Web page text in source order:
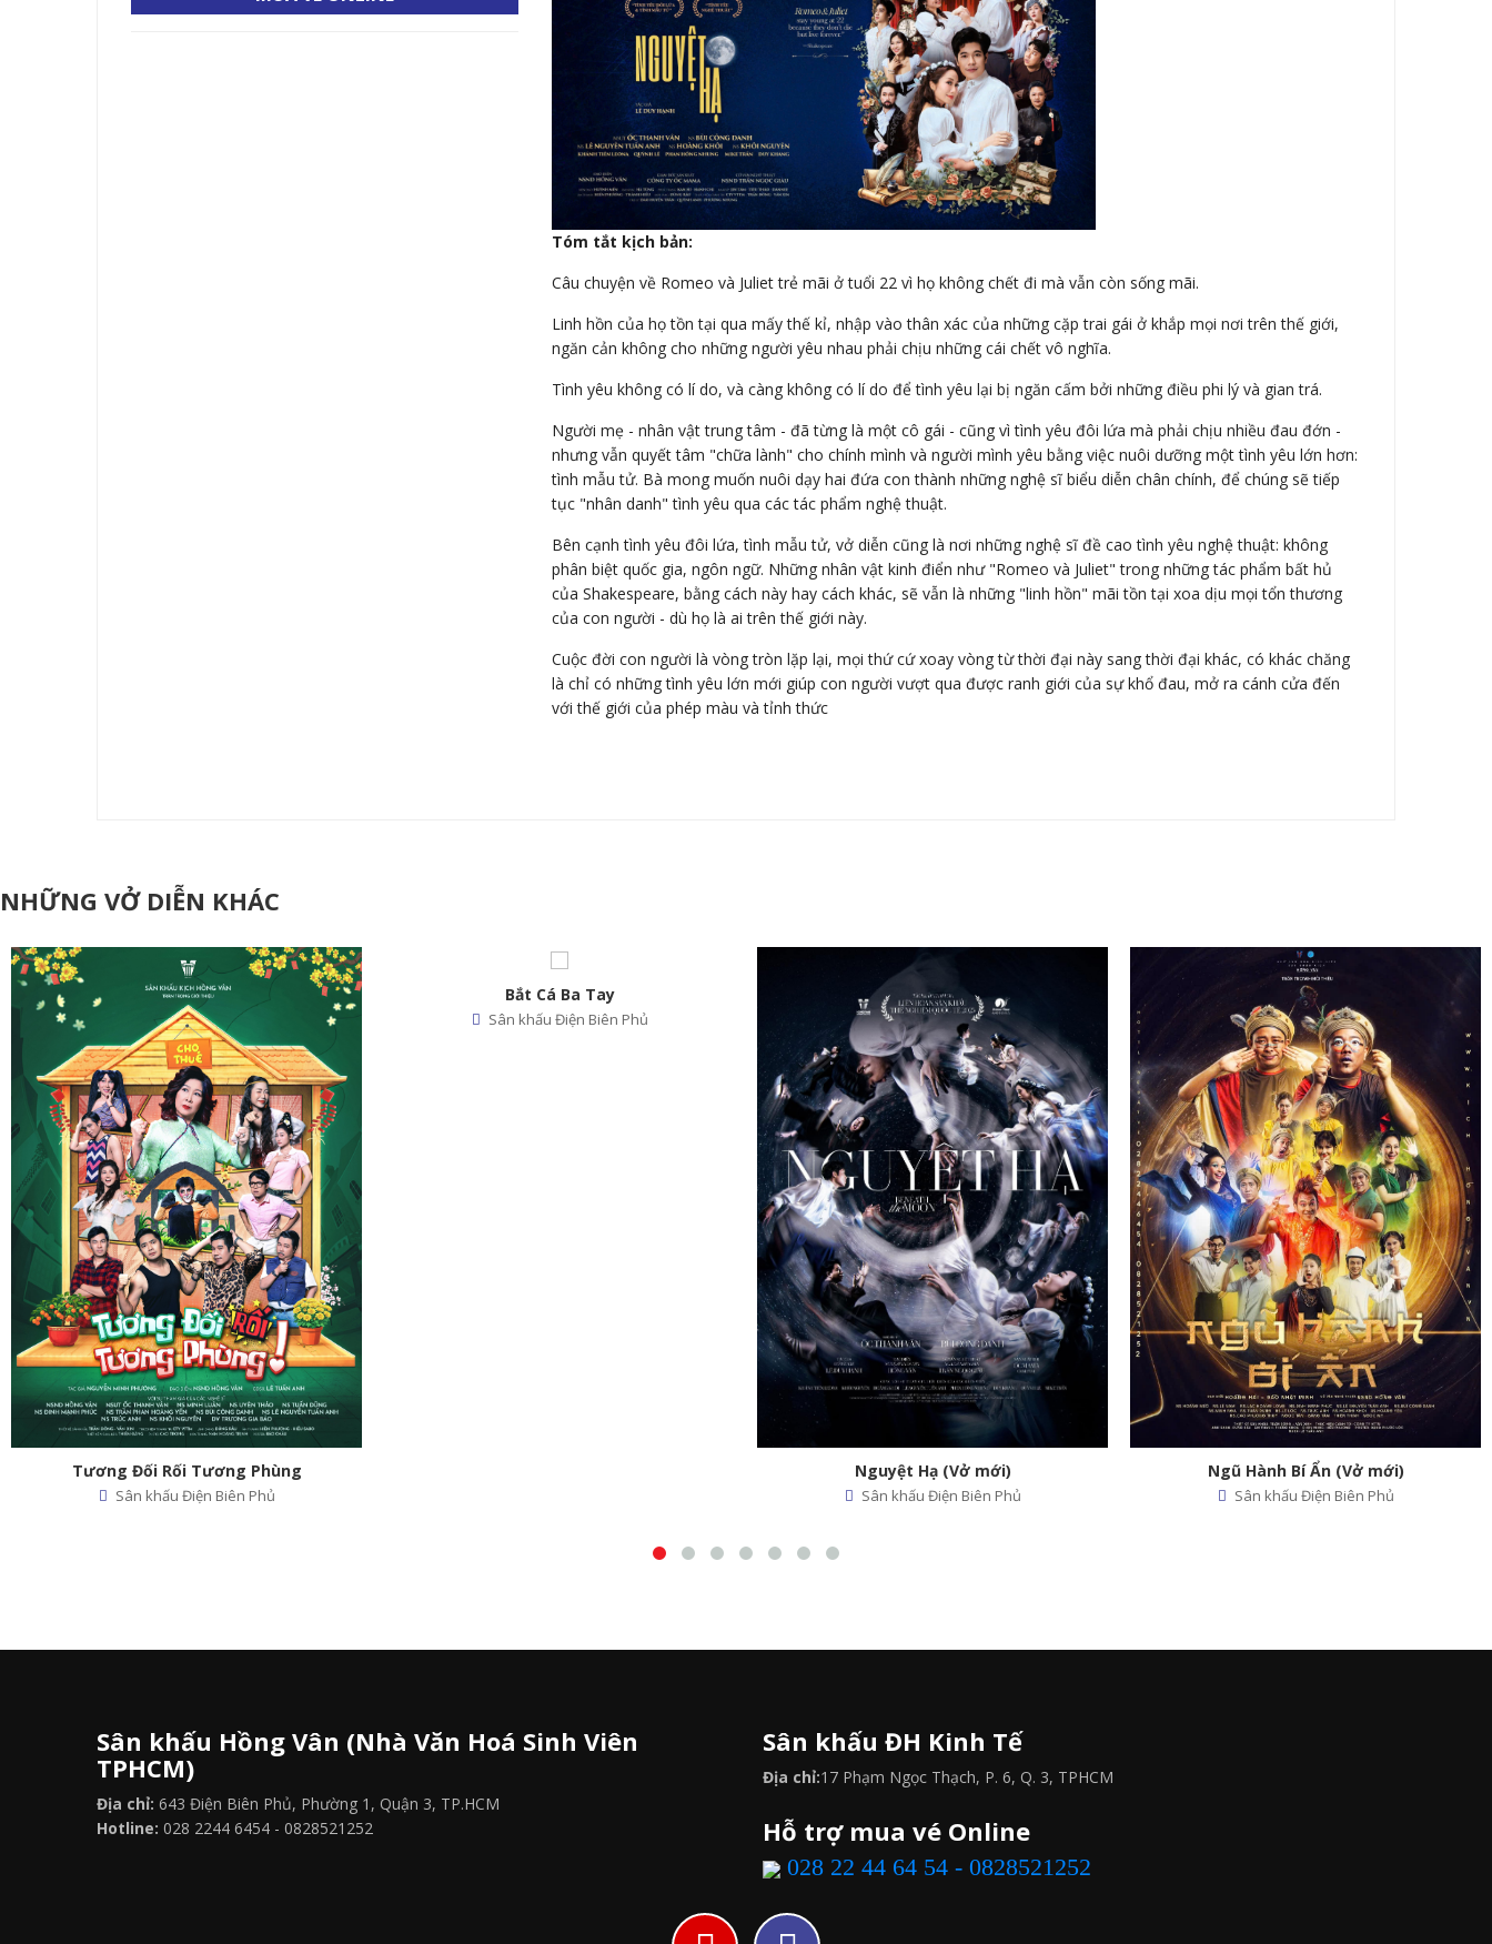
Tóm tắt kịch bản:
Câu chuyện về Romeo và Juliet trẻ mãi ở tuổi 22 vì họ không chết đi mà vẫn còn sống mãi.
Linh hồn của họ tồn tại qua mấy thế kỉ, nhập vào thân xác của những cặp trai gái ở khắp mọi nơi trên thế giới,
ngăn cản không cho những người yêu nhau phải chịu những cái chết vô nghĩa.
Tình yêu không có lí do, và càng không có lí do để tình yêu lại bị ngăn cấm bởi những điều phi lý và gian trá.
Người mẹ - nhân vật trung tâm - đã từng là một cô gái - cũng vì tình yêu đôi lứa mà phải chịu nhiều đau đớn -
nhưng vẫn quyết tâm "chữa lành" cho chính mình và người mình yêu bằng việc nuôi dưỡng một tình yêu lớn hơn:
tình mẫu tử. Bà mong muốn nuôi dạy hai đứa con thành những nghệ sĩ biểu diễn chân chính, để chúng sẽ tiếp
tục "nhân danh" tình yêu qua các tác phẩm nghệ thuật.
Bên cạnh tình yêu đôi lứa, tình mẫu tử, vở diễn cũng là nơi những nghệ sĩ đề cao tình yêu nghệ thuật: không
phân biệt quốc gia, ngôn ngữ. Những nhân vật kinh điển như "Romeo và Juliet" trong những tác phẩm bất hủ
của Shakespeare, bằng cách này hay cách khác, sẽ vẫn là những "linh hồn" mãi tồn tại xoa dịu mọi tổn thương
của con người - dù họ là ai trên thế giới này.
Cuộc đời con người là vòng tròn lặp lại, mọi thứ cứ xoay vòng từ thời đại này sang thời đại khác, có khác chăng
là chỉ có những tình yêu lớn mới giúp con người vượt qua được ranh giới của sự khổ đau, mở ra cánh cửa đến
với thế giới của phép màu và tỉnh thức
NHỮNG VỞ DIỄN KHÁC
Bắt Cá Ba Tay
Sân khấu Điện Biên Phủ
Ngũ Hành Bí Ẩn (Vở mới)
Sân khấu Điện Biên Phủ
Đứt Dây Tơ Chùng (Vở
Sân khấu Điện Biên Phủ
Sân khấu Hồng Vân (Nhà Văn Hoá Sinh Viên
TPHCM)
Địa chỉ: 643 Điện Biên Phủ, Phường 1, Quận 3, TP.HCM
Hotline: 028 2244 6454 - 0828521252
Sân khấu ĐH Kinh Tế
Địa chỉ:17 Phạm Ngọc Thạch, P. 6, Q. 3, TPHCM
Hỗ trợ mua vé Online
028 22 44 64 54 - 0828521252